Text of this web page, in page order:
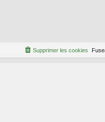
Supprimer les cookies